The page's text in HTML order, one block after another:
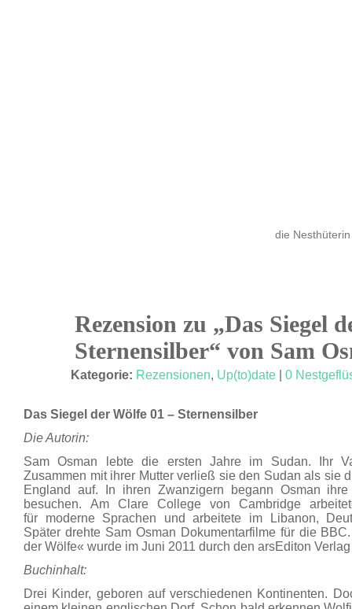
die Nesthüterin
Rezension zu „Das Siegel
Sternensilber“ von Sam
Kategorie: Rezensionen, Up(to)date 0
Das Siegel der Wölfe 01 – Sternensilber
Die Autorin:
Sam Osman lebte die ersten Jahre im Sudan. Ihr
Zusammen mit ihrer Mutter verließ sie den Sudan als sie
England auf. In ihren Zwanzigern begann Osman
besuchen. Am Clare College von Cambridge
für moderne Sprachen und arbeitete im Libanon,
Später drehte Sam Osman Dokumentarfilme für die
der Wölfe« wurde im Juni 2011 durch den arsEditon
Buchinhalt:
Drei Kinder, geboren auf verschiedenen Kontinenten.